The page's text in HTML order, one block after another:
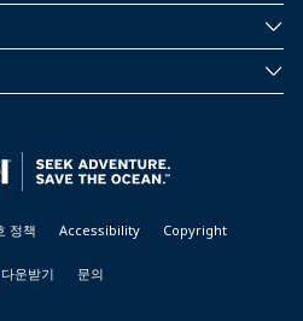
정책 Accessibility Copyright
운받기 문의